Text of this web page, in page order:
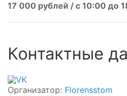
17 000 рублей / с 10:00 до
Контактные
Организатор: Florensstom